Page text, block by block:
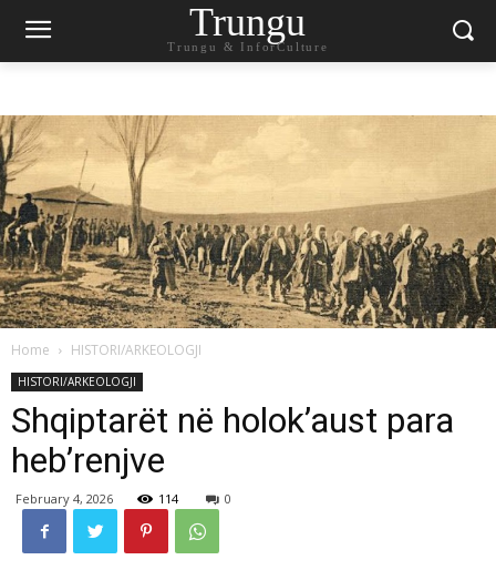
Trungu
Trungu & InforCulture
Home HISTORI/ARKEOLOGJI
HISTORI/ARKEOLOGJI
Shqiptarët në holok’aust para
heb’renjve
February 4, 2026 114 0